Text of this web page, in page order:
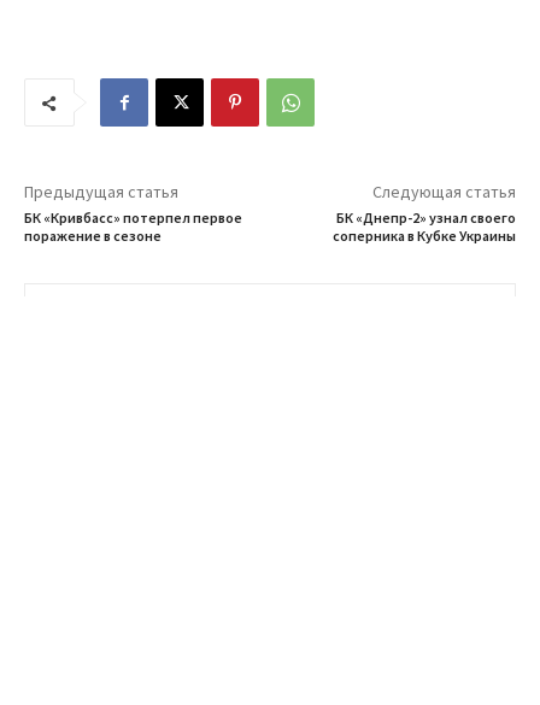
Предыдущая статья
БК «Кривбасс» потерпел первое
поражение в сезоне
Следующая статья
БК «Днепр-2» узнал своего
соперника в Кубке Украины